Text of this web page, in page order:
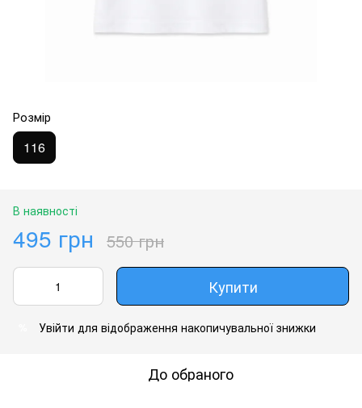
Розмір
116
В наявності
495 грн 550 грн
Купити
Увійти для відображення накопичувальної знижки
До обраного